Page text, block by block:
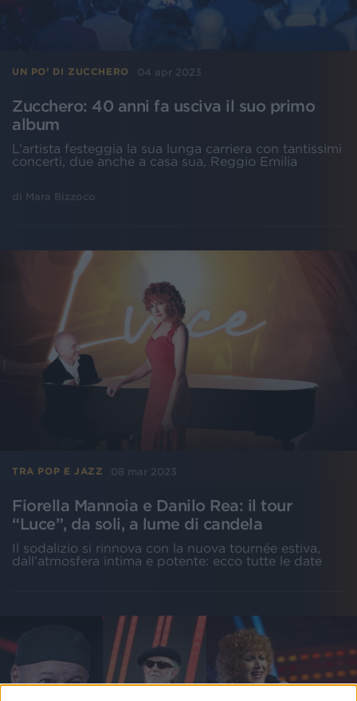
UN PO’ DI ZUCCHERO 04 apr 2023
Zucchero: 40 anni fa usciva il suo primo
album
L’artista festeggia la sua lunga carriera con tantissimi
concerti, due anche a casa sua, Reggio Emilia
di Mara Bizzoco
TRA POP E JAZZ 08 mar 2023
Fiorella Mannoia e Danilo Rea: il tour
“Luce”, da soli, a lume di candela
Il sodalizio si rinnova con la nuova tournée estiva,
dall’atmosfera intima e potente: ecco tutte le date